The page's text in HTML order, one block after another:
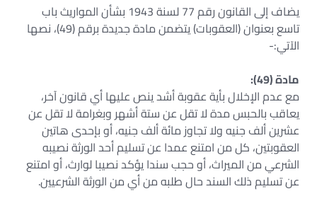
يضاف إلى القانون رقم 77 لسنة 1943 بشأن المواريث باب
تاسع بعنوان (العقوبات) يتضمن مادة جديدة برقم (49)، نصها
الآتي:-
مادة (49):
مع عدم الإخلال بأية عقوبة أشد ينص عليها أي قانون آخر،
يعاقب بالحبس مدة لا تقل عن ستة أشهر وبغرامة لا تقل عن
عشرين ألف جنيه ولا تجاوز مائة ألف جنيه، أو بإحدى هاتين
العقوبتين، كل من امتنع عمدا عن تسليم أحد الورثة نصيبه
الشرعي من الميراث، أو حجب سندا يؤكد نصيبا لوارث، أو امتنع
عن تسليم ذلك السند حال طلبه من أي من الورثة الشرعيين.